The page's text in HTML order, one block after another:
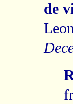
de